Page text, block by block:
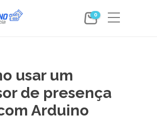
0
usar um
de presença
Arduino